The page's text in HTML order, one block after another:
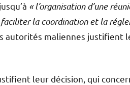
« l’organisation d’une
faciliter la coordination et la
autorités maliennes justifient
leur décision, qui